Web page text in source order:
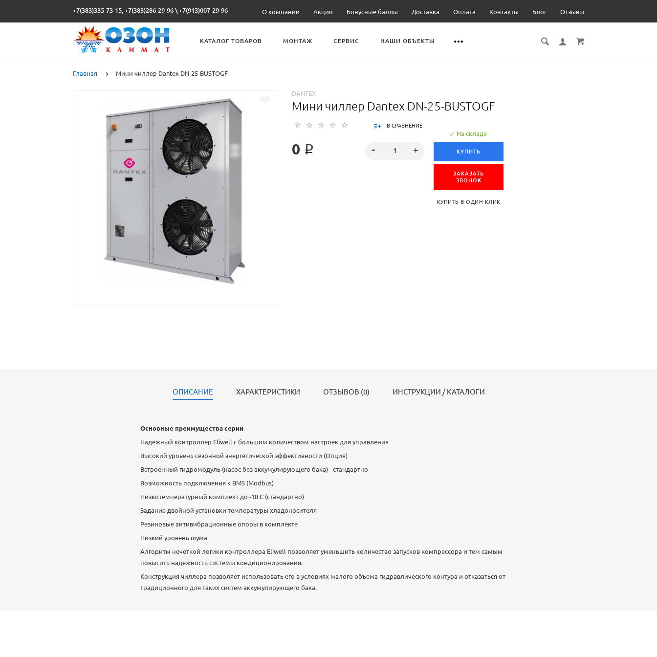
+7(383)335-73-15, +7(383)286-29-96 \+7(913)007-29-96 О компании Акции Бонусные баллы Доставка Оплата Контакты Блог Отзывы
КАТАЛОГ ТОВАРОВ МОНТАЖ СЕРВИС НАШИ ОБЪЕКТЫ
Главная Мини чиллер Dantex DN-25-BUSTOGF
DANTEX
Мини чиллер Dantex DN-25-BUSTOGF
В СРАВНЕНИЕ
0 ₽
На складе
КУПИТЬ
ЗАКАЗАТЬ
ЗВОНОК
КУПИТЬ В ОДИН КЛИК
ОПИСАНИЕ ХАРАКТЕРИСТИКИ ОТЗЫВОВ (0) ИНСТРУКЦИИ / КАТАЛОГИ
Основные преимущества серии
Надежный контроллер Eliwell с большим количеством настроек для управления
Высокий уровень сезонной энергетической эффективности (Опция)
Встроенный гидромодуль (насос без аккумулирующего бака) - стандартно
Возможность подключения к BMS (Modbus)
Низкотемпературный комплект до -18 С (стандартно)
Задание двойной установки температуры хладоносителя
Резиновые антивибрационные опоры в комплекте
Низкий уровень шума
Алгоритм нечеткой логики контроллера Eliwell позволяет уменьшить количество запусков компрессора и тем самым
повысить надежность системы кондиционирования.
Конструкция чиллера позволяет использовать его в условиях малого объема гидравлического контура и отказаться от
традиционного для таких систем аккумулирующего бака.